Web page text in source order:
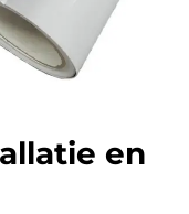
en